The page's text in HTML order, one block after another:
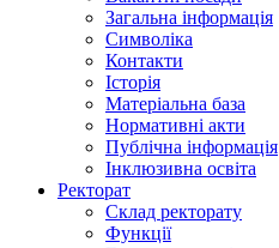
Загальна інформація
Символіка
Контакти
Історія
Матеріальна база
Нормативні акти
Публічна інформація
Інклюзивна освіта
Ректорат
Склад ректорату
Функції